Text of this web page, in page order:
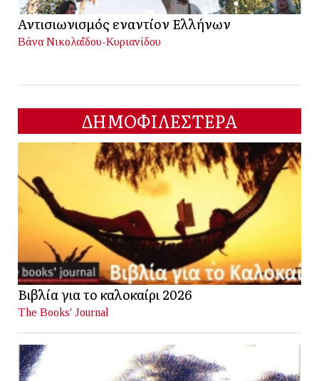
Αντισιωνισμός εναντίον Ελλήνων
Βάνα Νικολαΐδου-Κυριανίδου
ΔΗΜΟΦΙΛΕΣΤΕΡΑ
Βιβλία για το καλοκαίρι 2026
The Books' Journal